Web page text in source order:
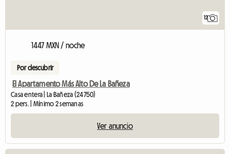
12
1447 MXN / noche
Por descubrir
El Apartamento Más Alto De La Bañeza
Casa entera | La Bañeza (24750)
2 pers. | Mínimo 2 semanas
Ver anuncio